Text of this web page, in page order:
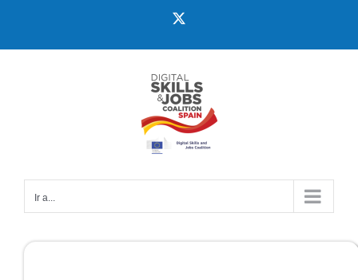
Ir a...